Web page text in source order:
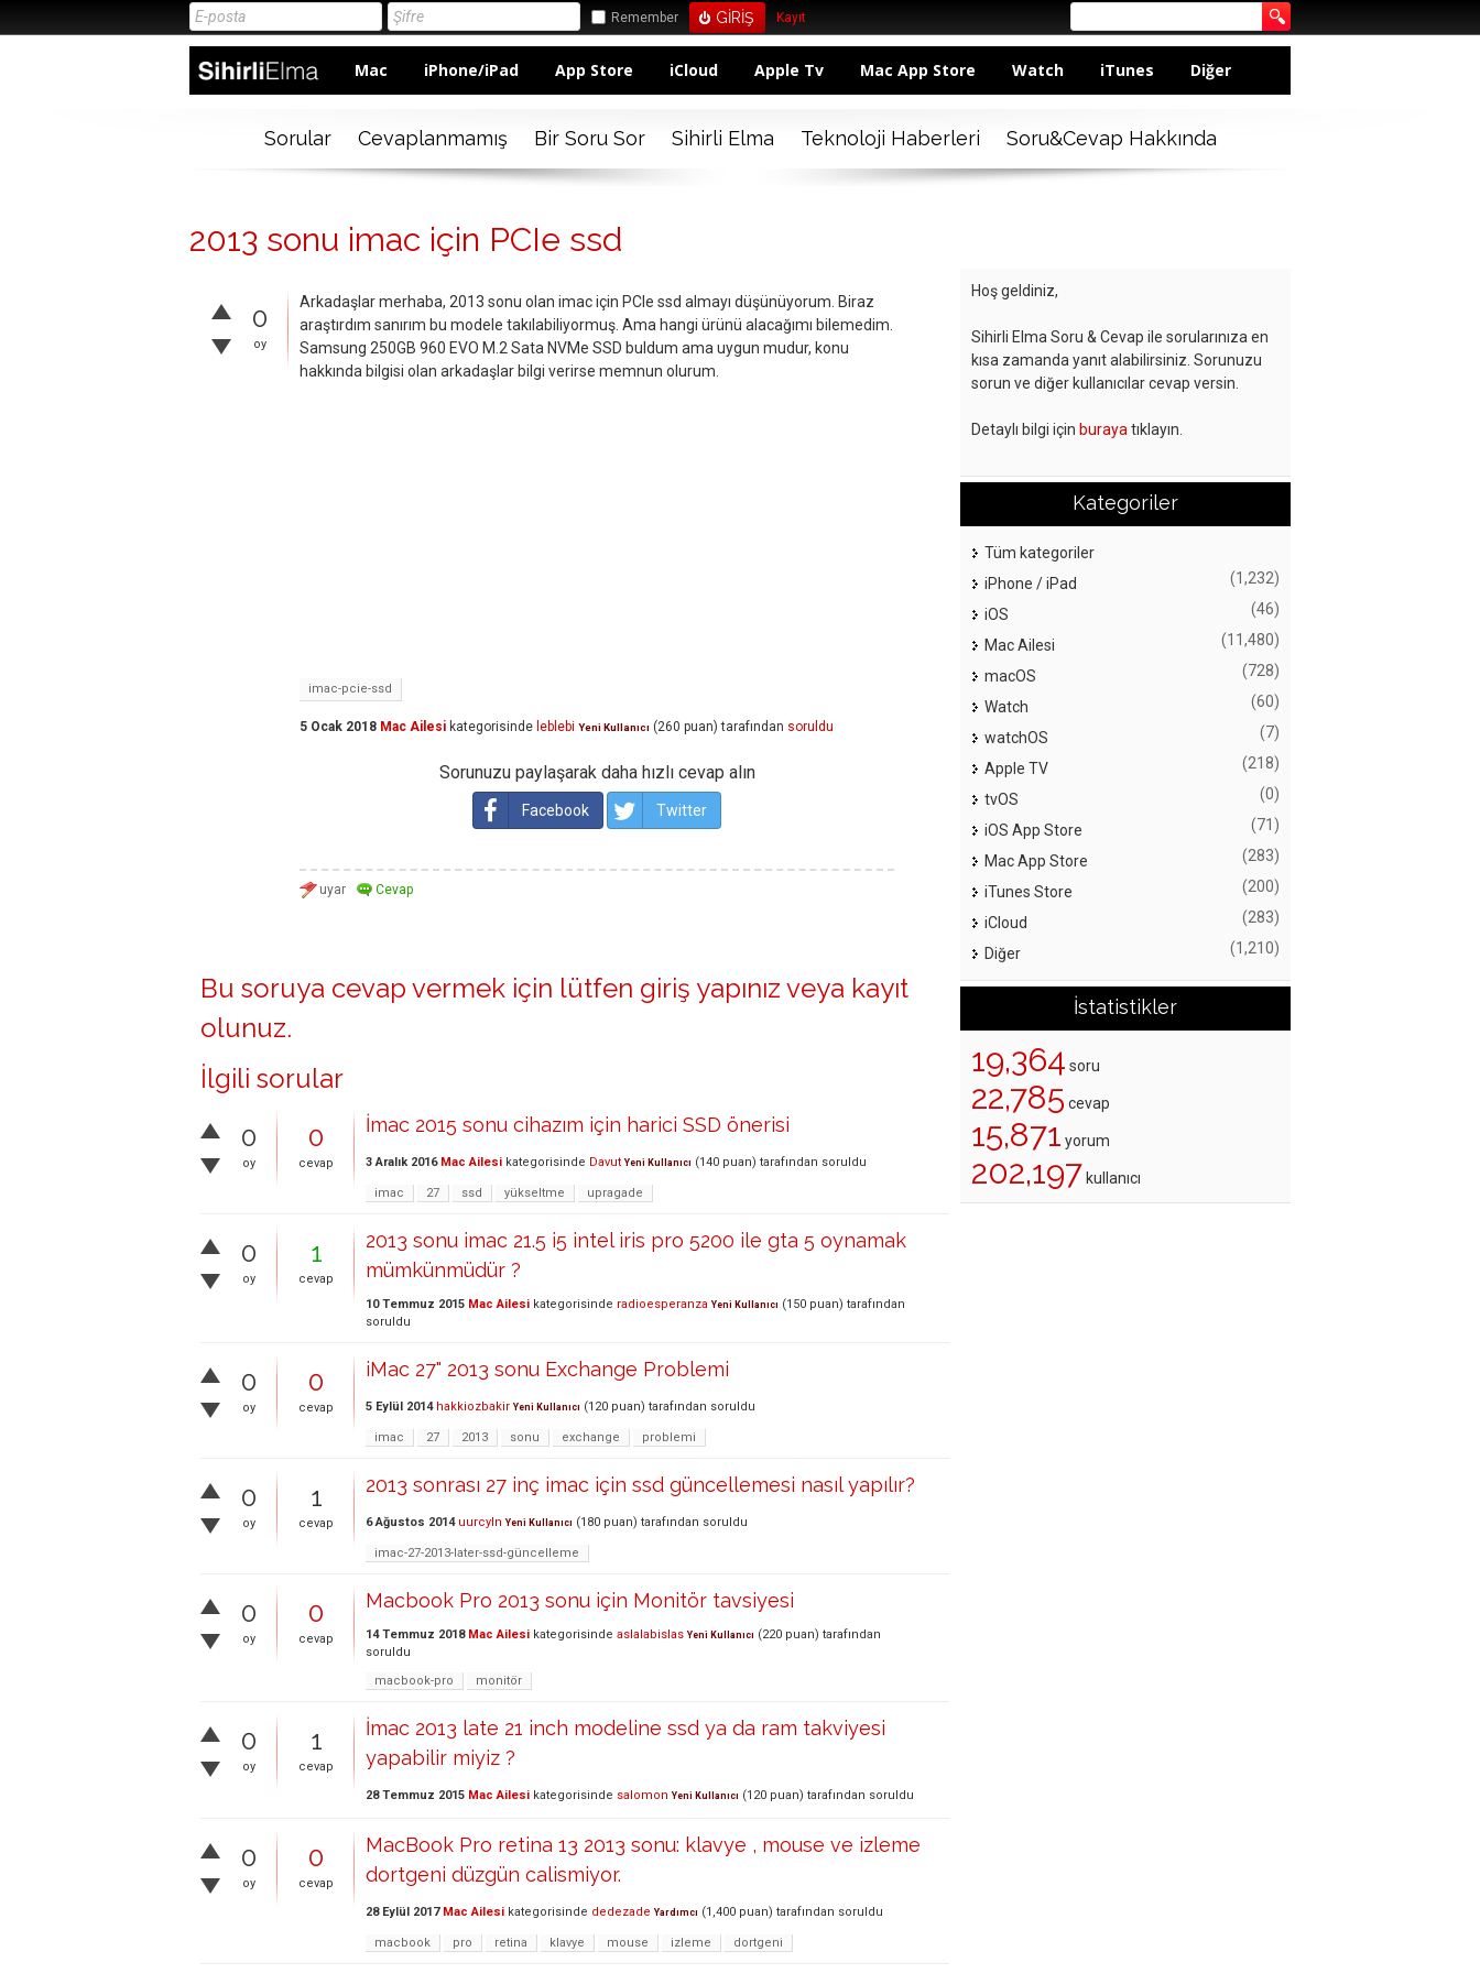
Remember Kayıt
Mac iPhone/iPad App Store iCloud Apple Tv Mac App Store Watch iTunes Diğer
Sorular Cevaplanmamış Bir Soru Sor Sihirli Elma Teknoloji Haberleri Soru&Cevap Hakkında
2013 sonu imac için PCIe ssd
0
oy
Arkadaşlar merhaba, 2013 sonu olan imac için PCIe ssd almayı düşünüyorum. Biraz
araştırdım sanırım bu modele takılabiliyormuş. Ama hangi ürünü alacağımı bilemedim.
Samsung 250GB 960 EVO M.2 Sata NVMe SSD buldum ama uygun mudur, konu
hakkında bilgisi olan arkadaşlar bilgi verirse memnun olurum.
imac-pcie-ssd
5 Ocak 2018 Mac Ailesi kategorisinde leblebi Yeni Kullanıcı (260 puan) tarafından soruldu
Sorunuzu paylaşarak daha hızlı cevap alın
Facebook Twitter
Bu soruya cevap vermek için lütfen giriş yapınız veya kayıt
olunuz.
İlgili sorular
0
oy
0
cevap
İmac 2015 sonu cihazım için harici SSD önerisi
3 Aralık 2016 Mac Ailesi kategorisinde Davut Yeni Kullanıcı (140 puan) tarafından soruldu
imac 27 ssd yükseltme upragade
0
oy
1
cevap
2013 sonu imac 21.5 i5 intel iris pro 5200 ile gta 5 oynamak
mümkünmüdür ?
10 Temmuz 2015 Mac Ailesi kategorisinde radioesperanza Yeni Kullanıcı (150 puan) tarafından
soruldu
0
oy
0
cevap
iMac 27" 2013 sonu Exchange Problemi
5 Eylül 2014 hakkiozbakir Yeni Kullanıcı (120 puan) tarafından soruldu
imac 27 2013 sonu exchange problemi
0
oy
1
cevap
2013 sonrası 27 inç imac için ssd güncellemesi nasıl yapılır?
6 Ağustos 2014 uurcyln Yeni Kullanıcı (180 puan) tarafından soruldu
imac-27-2013-later-ssd-güncelleme
0
oy
0
cevap
Macbook Pro 2013 sonu için Monitör tavsiyesi
14 Temmuz 2018 Mac Ailesi kategorisinde aslalabislas Yeni Kullanıcı (220 puan) tarafından
soruldu
macbook-pro
monitör
0
oy
1
cevap
İmac 2013 late 21 inch modeline ssd ya da ram takviyesi
yapabilir miyiz ?
28 Temmuz 2015 Mac Ailesi kategorisinde salomon Yeni Kullanıcı (120 puan) tarafından soruldu
0
oy
0
cevap
MacBook Pro retina 13 2013 sonu: klavye , mouse ve izleme
dortgeni düzgün calismiyor.
28 Eylül 2017 Mac Ailesi kategorisinde dedezade Yardımcı (1,400 puan) tarafından soruldu
macbook pro retina klavye mouse izleme dortgeni
Hoş geldiniz,
Sihirli Elma Soru & Cevap ile sorularınıza en
kısa zamanda yanıt alabilirsiniz. Sorunuzu
sorun ve diğer kullanıcılar cevap versin.
Detaylı bilgi için buraya tıklayın.
Kategoriler
Tüm kategoriler
iPhone / iPad
(1,232)
iOS (46)
Mac Ailesi (11,480)
macOS (728)
Watch (60)
watchOS (7)
Apple TV (218)
tvOS (0)
iOS App Store (71)
Mac App Store (283)
iTunes Store (200)
iCloud (283)
Diğer (1,210)
İstatistikler
19,364 soru
22,785 cevap
15,871 yorum
202,197 kullanıcı